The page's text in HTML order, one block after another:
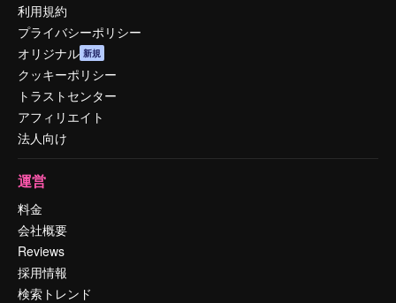
利用規約
プライバシーポリシー
オリジナル 新規
クッキーポリシー
トラストセンター
アフィリエイト
法人向け
運営
料金
会社概要
Reviews
採用情報
検索トレンド